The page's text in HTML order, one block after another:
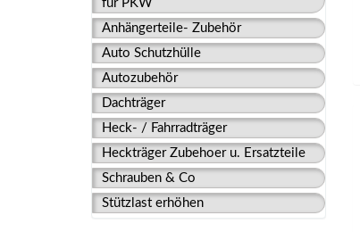
für PKW
Anhängerteile- Zubehör
Auto Schutzhülle
Autozubehör
Dachträger
Heck- / Fahrradträger
Heckträger Zubehoer u. Ersatzteile
Schrauben & Co
Stützlast erhöhen